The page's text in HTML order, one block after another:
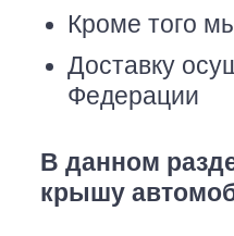
Кроме того
Доставку
Федерации
В данном
крышу